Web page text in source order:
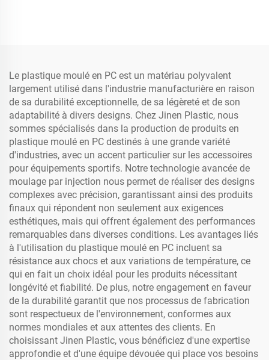
Le plastique moulé en PC est un matériau polyvalent
largement utilisé dans l'industrie manufacturière en raison
de sa durabilité exceptionnelle, de sa légèreté et de son
adaptabilité à divers designs. Chez Jinen Plastic, nous
sommes spécialisés dans la production de produits en
plastique moulé en PC destinés à une grande variété
d'industries, avec un accent particulier sur les accessoires
pour équipements sportifs. Notre technologie avancée de
moulage par injection nous permet de réaliser des designs
complexes avec précision, garantissant ainsi des produits
finaux qui répondent non seulement aux exigences
esthétiques, mais qui offrent également des performances
remarquables dans diverses conditions. Les avantages liés
à l'utilisation du plastique moulé en PC incluent sa
résistance aux chocs et aux variations de température, ce
qui en fait un choix idéal pour les produits nécessitant
longévité et fiabilité. De plus, notre engagement en faveur
de la durabilité garantit que nos processus de fabrication
sont respectueux de l'environnement, conformes aux
normes mondiales et aux attentes des clients. En
choisissant Jinen Plastic, vous bénéficiez d'une expertise
approfondie et d'une équipe dévouée qui place vos besoins